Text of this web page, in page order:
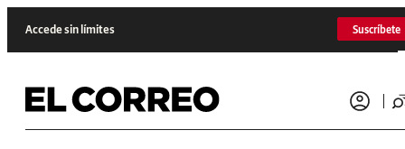
Accede sin límites Suscríbete